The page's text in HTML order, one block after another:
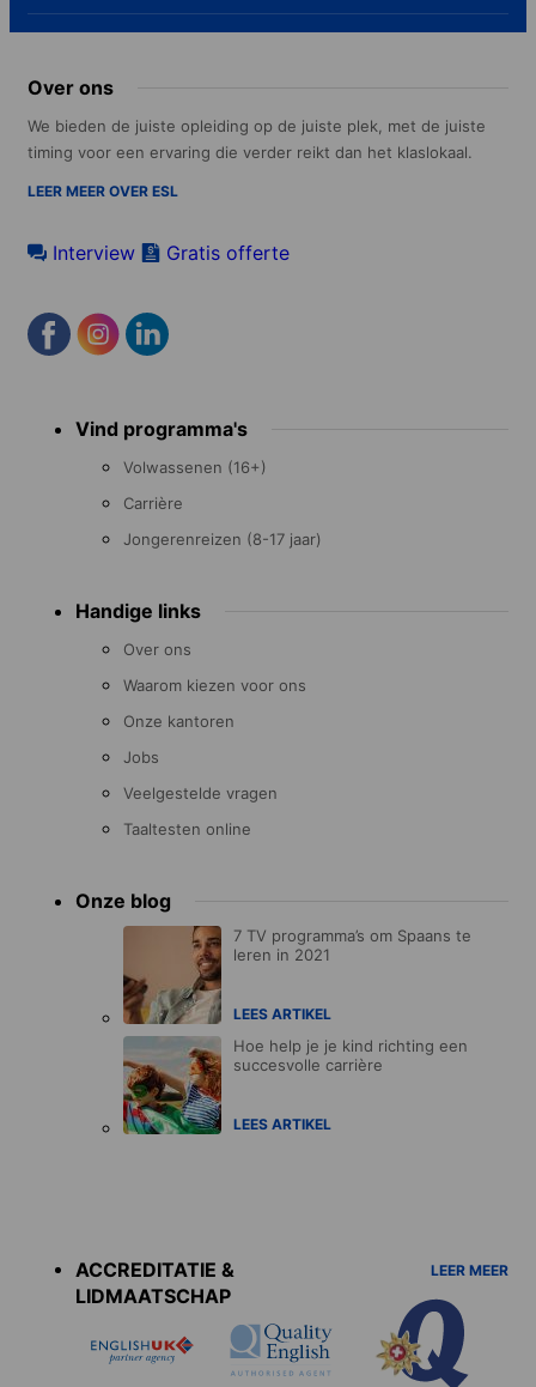
Over ons
We bieden de juiste opleiding op de juiste plek, met de juiste
timing voor een ervaring die verder reikt dan het klaslokaal.
LEER MEER OVER ESL
Interview Gratis offerte
menu Vind programma's
Volwassenen (16+)
Carrière
Jongerenreizen (8-17 jaar)
Handige links
Over ons
Waarom kiezen voor ons
Onze kantoren
Jobs
Veelgestelde vragen
Taaltesten online
Onze blog
7 TV programma’s om Spaans te
leren in 2021
LEES ARTIKEL
Hoe help je je kind richting een
succesvolle carrière
LEES ARTIKEL
ACCREDITATIE &
LIDMAATSCHAP
LEER MEER